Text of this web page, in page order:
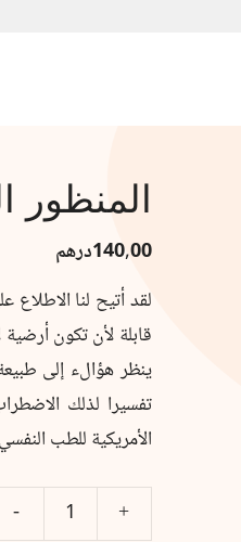
المنظور
140,00درهم
لقد أتيح لنا
قابلة لأن تكون
ينظر هؤالء إلى
تفسيرا لذلك
الأمريكية للطب